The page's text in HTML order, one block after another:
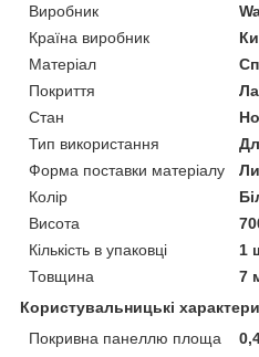
Виробник
Країна виробник
Матеріал
Покриття
Стан
Тип використання
Форма поставки матеріалу
Колір
Висота
Кількість в упаковці
1
Товщина
7
Користувальницькі
Покривна панеллю площа